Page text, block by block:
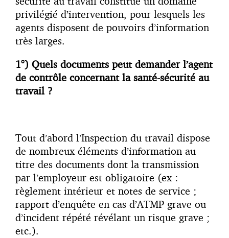
privilégié d’intervention, pour lesquels les
agents disposent de pouvoirs d’information
très larges.
1°) Quels documents peut demander l’agent
de contrôle concernant la santé-sécurité au
travail ?
Tout d’abord l’Inspection du travail dispose
de nombreux éléments d’information au
titre des documents dont la transmission
par l’employeur est obligatoire (ex :
règlement intérieur et notes de service ;
rapport d’enquête en cas d’ATMP grave ou
d’incident répété révélant un risque grave ;
etc.).